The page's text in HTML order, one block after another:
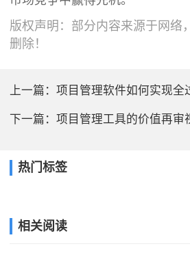
版权声明：部分内容来源于网络
删除！
上一篇：项目管理软件如何实现全
下一篇：项目管理工具的价值再审视：不只是任
热门标签
相关阅读